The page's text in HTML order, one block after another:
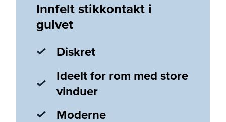
Innfelt stikkontakt i
gulvet
Diskret
Ideelt for rom med store
vinduer
Moderne